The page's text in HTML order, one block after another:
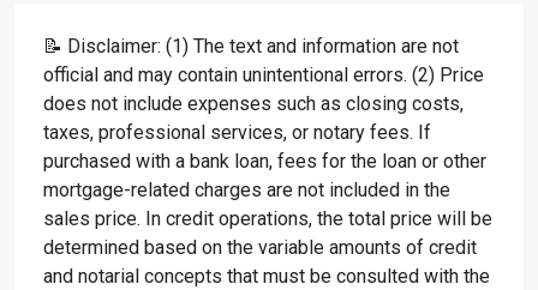
📝 Disclaimer: (1) The text and information are not
official and may contain unintentional errors. (2) Price
does not include expenses such as closing costs,
taxes, professional services, or notary fees. If
purchased with a bank loan, fees for the loan or other
mortgage-related charges are not included in the
sales price. In credit operations, the total price will be
determined based on the variable amounts of credit
and notarial concepts that must be consulted with the